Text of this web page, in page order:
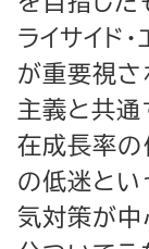
ライサイド
が重要視さ
主義と共通
在成長率の
の低迷とい
気対策が中